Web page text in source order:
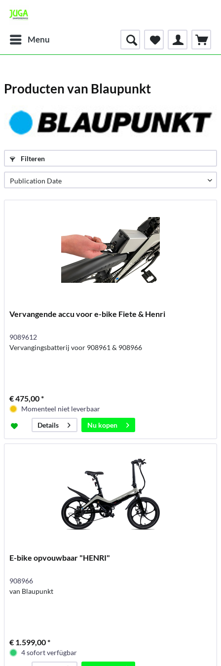
Menu
Producten van Blaupunkt
Filteren
Vervangende accu voor e-bike Fiete & Henri
9089612
Vervangingsbatterij voor 908961 & 908966
€ 475,00 *
Momenteel niet leverbaar
Details
Nu kopen
E-bike opvouwbaar "HENRI"
908966
van Blaupunkt
€ 1.599,00 *
4 sofort verfügbar